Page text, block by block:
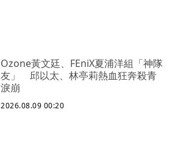
Ozone黃文廷、FEniX夏浦洋組「神隊
友」 邱以太、林亭莉熱血狂奔殺青
淚崩
2026.08.09 00:20